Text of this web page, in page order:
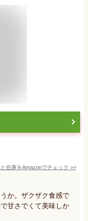
在庫をAmazonでチェック >>
か。ザクザク食感で
甘さでくて美味しか